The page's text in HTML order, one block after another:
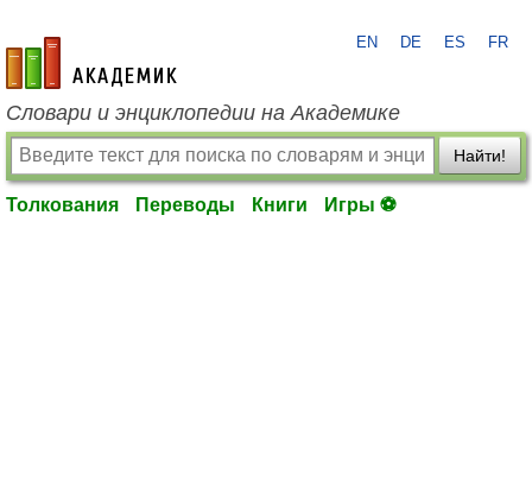
academic.ru
EN DE ES FR
Словари и энциклопедии на Академике
Найти!
Толкования Переводы Книги Игры ⚽